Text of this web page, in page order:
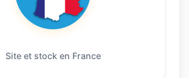
Site et stock en France